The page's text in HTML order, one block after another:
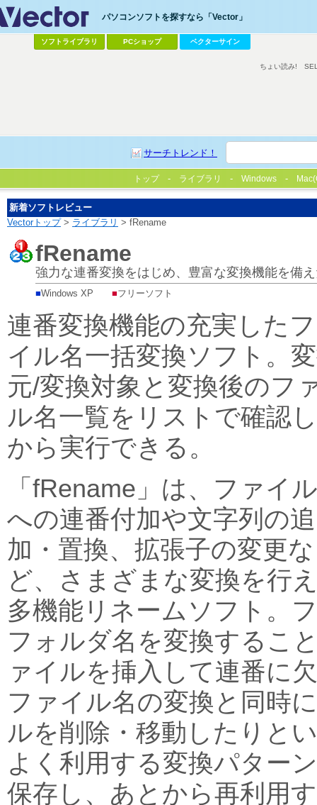
パソコンソフトを探すなら「Vector」
ソフトライブラリ PCショップ ベクターサイン
サーチトレンド！
ちょい読み!
トップ ライブラリ Windows
新着ソフトレビュー
Vectorトップ> ライブラリ > fRename
fRename
強力な連番変換をはじめ、豊富な変換機能を備
■Windows XP ■フリーソフト
連番変換機能の充実した
イル名一括変換ソフト。
元/変換対象と変換後のフ
ル名一覧をリストで確認
から実行できる。
「fRename」は、ファイ
への連番付加や文字列の追
加・置換、拡張子の変更な
ど、さまざまな変換を行
多機能リネームソフト。
フォルダ名を変換するこ
ァイルを挿入して連番に
ファイル名の変換と同時
ルを削除・移動したりと
よく利用する変換パター
保存し、あとから再利用